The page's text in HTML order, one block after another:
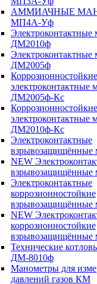
АММИАЧНЫЕ
МП4А-Уф
Электроконтактные
ДМ2010ф
Электроконтактные
ДМ2005ф
Коррозионностойкие
электроконтактные
ДМ2005ф-Кс
Коррозионностойкие
электроконтактные
ДМ2010ф-Кс
Электроконтактные
взрывозащищённые
NEW
взрывозащищённые
Электроконтактные
коррозионностойкие
взрывозащищённые
NEW
коррозионностойкие
взрывозащищённые
Технические
ДМ-8010ф
Манометры для
давлений газов КМ